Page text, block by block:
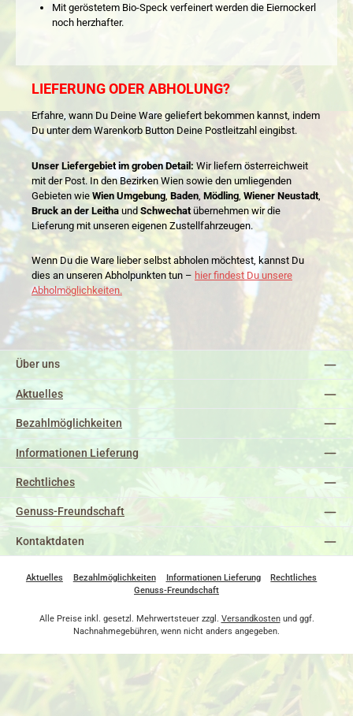
Mit geröstetem Bio-Speck verfeinert werden die Eiernockerl
noch herzhafter.
LIEFERUNG ODER ABHOLUNG?
Erfahre, wann Du Deine Ware geliefert bekommen kannst, indem
Du unter dem Warenkorb Button Deine Postleitzahl eingibst.
Unser Liefergebiet im groben Detail: Wir liefern österreichweit
mit der Post. In den Bezirken Wien sowie den umliegenden
Gebieten wie Wien Umgebung Baden Mödling Wiener Neustadt
Bruck an der Leitha und Schwechat übernehmen wir die
Lieferung mit unseren eigenen Zustellfahrzeugen.
Wenn Du die Ware lieber selbst abholen möchtest, kannst Du
dies an unseren Abholpunkten tun – hier findest Du unsere
Abholmöglichkeiten.
Über uns
Aktuelles
Bezahlmöglichkeiten
Informationen Lieferung
Rechtliches
Genuss-Freundschaft
Kontaktdaten
Aktuelles Bezahlmöglichkeiten Informationen Lieferung
Rechtliches
Genuss-Freundschaft
Alle Preise inkl. gesetzl. Mehrwertsteuer zzgl. Versandkostenund ggf.
Nachnahmegebühren, wenn nicht anders angegeben.